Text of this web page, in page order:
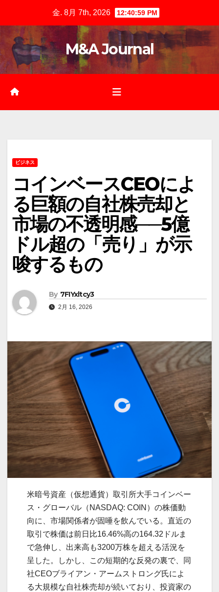
content
金. 8月 7th, 2026 12:41:00 PM
M&A Journal
ビジネス
コインベースCEOによ
る巨額の自社株売却と
市場の不透明感──5億
ドル超の「売り」が示
唆するもの
By 7FIYxltcy3
2月 16, 2026
米暗号資産（仮想通貨）取引所大手コインベー
ス・グローバル（NASDAQ: COIN）の株価動
向に、市場関係者が固唾を飲んでいる。直近の
取引で株価は前日比16.46%高の164.32ドルま
で急伸し、出来高も3200万株を超える活況を
呈した。しかし、この短期的な反発の裏で、同
社CEOブライアン・アームストロング氏によ
る大規模な自社株売却が続いており、投資家の